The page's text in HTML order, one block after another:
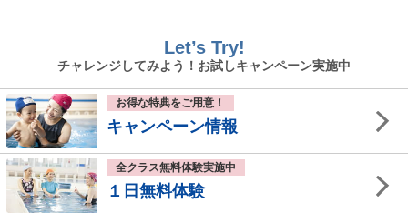
第１１回紀州合同記録会
大阪府室内水泳競技大会
第７７回 いちご一会とちぎ国体 出場者
夏の全国大会出場者
大阪府ジュニア選手権水泳競技大会
大阪府選手権水泳競技大会 兼 国体選考会
Let’s Try!
チャレンジしてみよう！お試しキャンペーン実施中
お得な特典をご用意！
キャンペーン情報
全クラス無料体験実施中
１日無料体験